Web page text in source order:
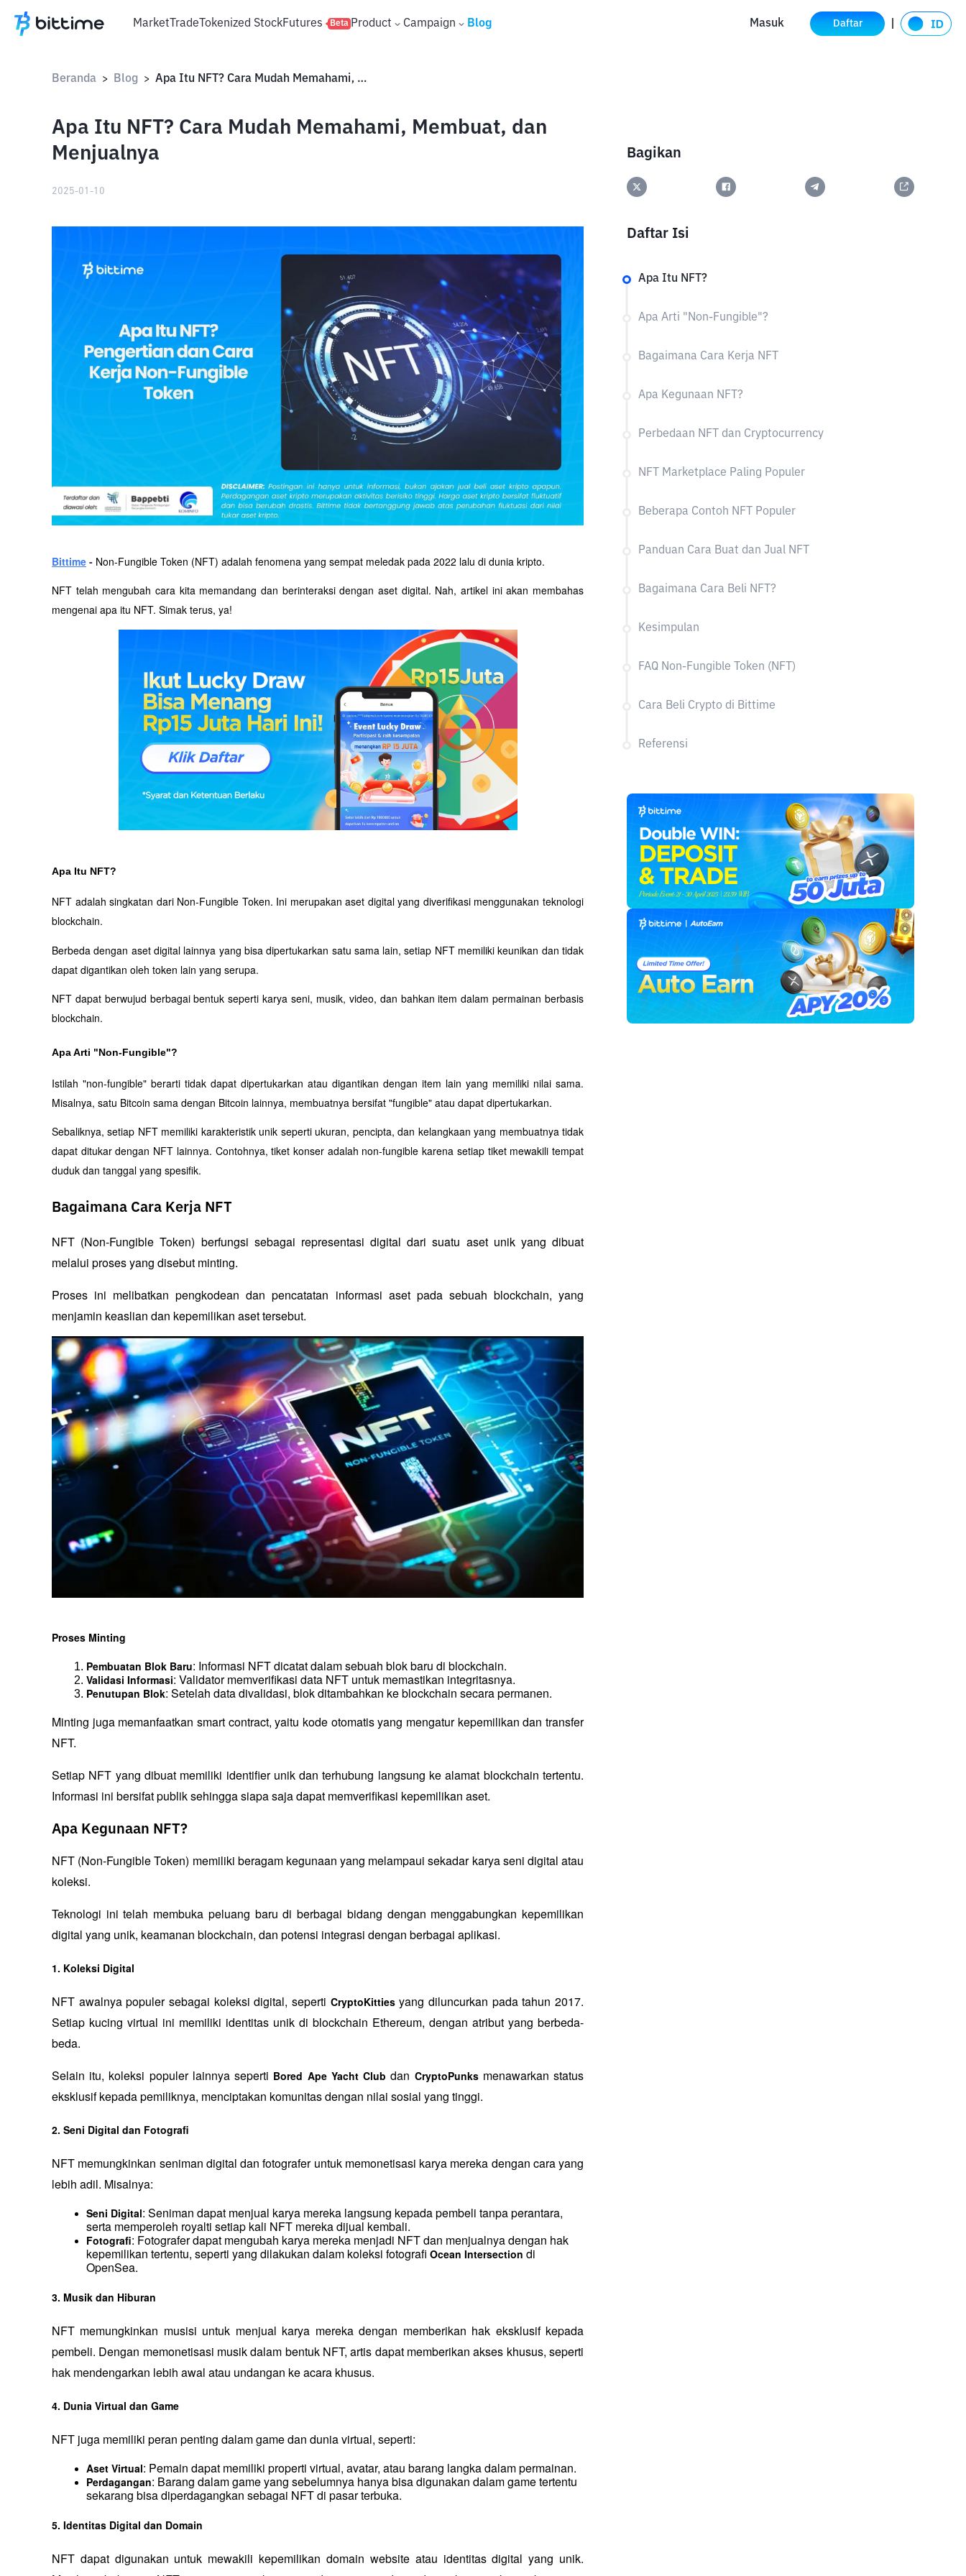
MarketTradeTokenized StockFutures Beta Product Campaign Blog Masuk Daftar
Beranda > Blog > Apa Itu NFT? Cara Mudah Memahami, Membuat, dan Menjualnya
Apa Itu NFT? Cara Mudah Memahami, Membuat, dan
Menjualnya
2025-01-10
Bittime - Non-Fungible Token (NFT) adalah fenomena yang sempat meledak pada 2022 lalu di dunia kripto.
NFT telah mengubah cara kita memandang dan berinteraksi dengan aset digital. Nah, artikel ini akan membahas
mengenai apa itu NFT. Simak terus, ya!
Apa Itu NFT?
NFT adalah singkatan dari Non-Fungible Token. Ini merupakan aset digital yang diverifikasi menggunakan teknologi
blockchain.
Berbeda dengan aset digital lainnya yang bisa dipertukarkan satu sama lain, setiap NFT memiliki keunikan dan tidak
dapat digantikan oleh token lain yang serupa.
NFT dapat berwujud berbagai bentuk seperti karya seni, musik, video, dan bahkan item dalam permainan berbasis
blockchain.
Apa Arti "Non-Fungible"?
Istilah "non-fungible" berarti tidak dapat dipertukarkan atau digantikan dengan item lain yang memiliki nilai sama.
Misalnya, satu Bitcoin sama dengan Bitcoin lainnya, membuatnya bersifat "fungible" atau dapat dipertukarkan.
Sebaliknya, setiap NFT memiliki karakteristik unik seperti ukuran, pencipta, dan kelangkaan yang membuatnya tidak
dapat ditukar dengan NFT lainnya. Contohnya, tiket konser adalah non-fungible karena setiap tiket mewakili tempat
duduk dan tanggal yang spesifik.
Bagaimana Cara Kerja NFT
NFT (Non-Fungible Token) berfungsi sebagai representasi digital dari suatu aset unik yang dibuat
melalui proses yang disebut minting.
Proses ini melibatkan pengkodean dan pencatatan informasi aset pada sebuah blockchain, yang
menjamin keaslian dan kepemilikan aset tersebut.
Proses Minting
Pembuatan Blok Baru: Informasi NFT dicatat dalam sebuah blok baru di blockchain.
Validasi Informasi: Validator memverifikasi data NFT untuk memastikan integritasnya.
Penutupan Blok: Setelah data divalidasi, blok ditambahkan ke blockchain secara permanen.
Minting juga memanfaatkan smart contract, yaitu kode otomatis yang mengatur kepemilikan dan transfer
NFT.
Setiap NFT yang dibuat memiliki identifier unik dan terhubung langsung ke alamat blockchain tertentu.
Informasi ini bersifat publik sehingga siapa saja dapat memverifikasi kepemilikan aset.
Apa Kegunaan NFT?
NFT (Non-Fungible Token) memiliki beragam kegunaan yang melampaui sekadar karya seni digital atau
koleksi.
Teknologi ini telah membuka peluang baru di berbagai bidang dengan menggabungkan kepemilikan
digital yang unik, keamanan blockchain, dan potensi integrasi dengan berbagai aplikasi.
1. Koleksi Digital
NFT awalnya populer sebagai koleksi digital, seperti CryptoKitties yang diluncurkan pada tahun 2017.
Setiap kucing virtual ini memiliki identitas unik di blockchain Ethereum, dengan atribut yang berbeda-
beda.
Selain itu, koleksi populer lainnya seperti Bored Ape Yacht Club dan CryptoPunks menawarkan status
eksklusif kepada pemiliknya, menciptakan komunitas dengan nilai sosial yang tinggi.
2. Seni Digital dan Fotografi
NFT memungkinkan seniman digital dan fotografer untuk memonetisasi karya mereka dengan cara yang
lebih adil. Misalnya:
Seni Digital: Seniman dapat menjual karya mereka langsung kepada pembeli tanpa perantara,
serta memperoleh royalti setiap kali NFT mereka dijual kembali.
Fotografi: Fotografer dapat mengubah karya mereka menjadi NFT dan menjualnya dengan hak
kepemilikan tertentu, seperti yang dilakukan dalam koleksi fotografi Ocean Intersection di
OpenSea.
3. Musik dan Hiburan
NFT memungkinkan musisi untuk menjual karya mereka dengan memberikan hak eksklusif kepada
pembeli. Dengan memonetisasi musik dalam bentuk NFT, artis dapat memberikan akses khusus, seperti
hak mendengarkan lebih awal atau undangan ke acara khusus.
4. Dunia Virtual dan Game
NFT juga memiliki peran penting dalam game dan dunia virtual, seperti:
Aset Virtual: Pemain dapat memiliki properti virtual, avatar, atau barang langka dalam permainan.
Perdagangan: Barang dalam game yang sebelumnya hanya bisa digunakan dalam game tertentu
sekarang bisa diperdagangkan sebagai NFT di pasar terbuka.
5. Identitas Digital dan Domain
NFT dapat digunakan untuk mewakili kepemilikan domain website atau identitas digital yang unik.
Bagikan
Daftar Isi
Apa Itu NFT?
Apa Arti "Non-Fungible"?
Bagaimana Cara Kerja NFT
Apa Kegunaan NFT?
Perbedaan NFT dan Cryptocurrency
NFT Marketplace Paling Populer
Beberapa Contoh NFT Populer
Panduan Cara Buat dan Jual NFT
Bagaimana Cara Beli NFT?
Kesimpulan
FAQ Non-Fungible Token (NFT)
Cara Beli Crypto di Bittime
Referensi